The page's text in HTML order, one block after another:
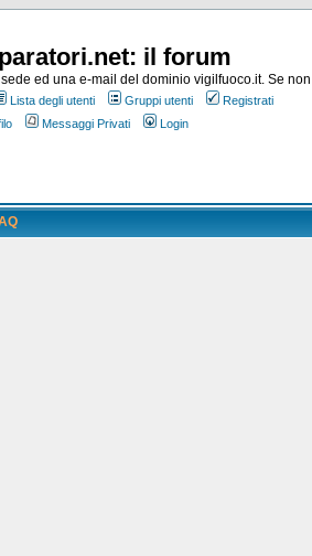
il forum
ed una e-mail del dominio vigilfuoco.it. Se
Lista degli utenti Gruppi utenti
Registrati
Messaggi Privati Login